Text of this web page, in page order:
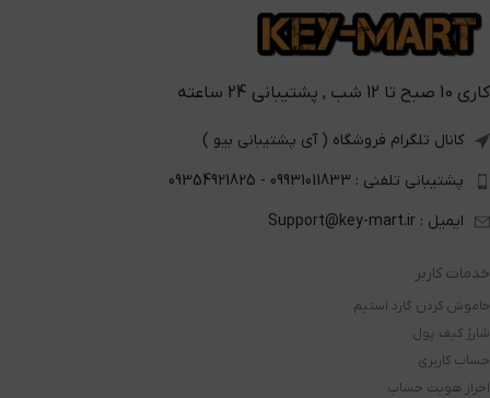
کاری 10 صبح تا 12 شب , پشتیبانی 24 ساعته
کانال تلگرام فروشگاه ( آی پشتیبانی بیو )
پشتیبانی تلفنی : 09931011833 - 09354921825
ایمیل : Support@key-mart.ir
خدمات کاربر
خاموش کردن گارد استیم
شارژ کیف پول
حساب کاربری
احراز هویت حساب